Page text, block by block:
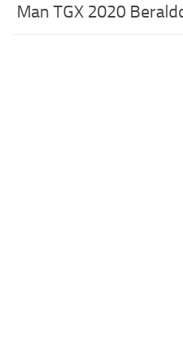
Man TGX 2020